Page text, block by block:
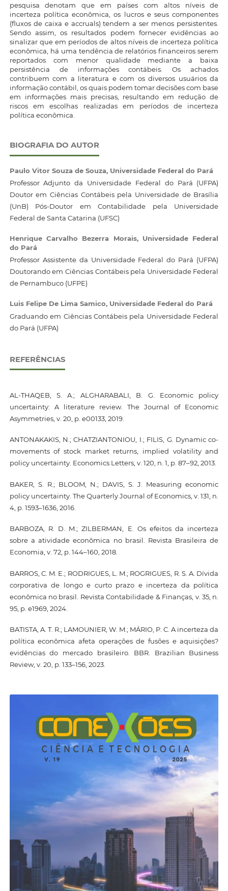
pesquisa denotam que em países com altos níveis de
incerteza política econômica, os lucros e seus componentes
(fluxos de caixa e accruals) tendem a ser menos persistentes.
Sendo assim, os resultados podem fornecer evidências ao
sinalizar que em períodos de altos níveis de incerteza política
econômica, há uma tendência de relatórios financeiros serem
reportados com menor qualidade mediante a baixa
persistência de informações contábeis. Os achados
contribuem com a literatura e com os diversos usuários da
informação contábil, os quais podem tomar decisões com base
em informações mais precisas, resultando em redução de
riscos em escolhas realizadas em períodos de incerteza
política econômica.
BIOGRAFIA DO AUTOR
Paulo Vitor Souza de Souza, Universidade Federal do Pará
Professor Adjunto da Universidade Federal do Pará (UFPA)
Doutor em Ciências Contábeis pela Universidade de Brasília
(UnB) Pós-Doutor em Contabilidade pela Universidade
Federal de Santa Catarina (UFSC)
Henrique Carvalho Bezerra Morais, Universidade Federal
do Pará
Professor Assistente da Universidade Federal do Pará (UFPA)
Doutorando em Ciências Contábeis pela Universidade Federal
de Pernambuco (UFPE)
Luis Felipe De Lima Samico, Universidade Federal do Pará
Graduando em Ciências Contábeis pela Universidade Federal
do Pará (UFPA)
REFERÊNCIAS
AL-THAQEB, S. A.; ALGHARABALI, B. G. Economic policy
uncertainty: A literature review. The Journal of Economic
Asymmetries, v. 20, p. e00133, 2019.
ANTONAKAKIS, N.; CHATZIANTONIOU, I.; FILIS, G. Dynamic co-
movements of stock market returns, implied volatility and
policy uncertainty. Economics Letters, v. 120, n. 1, p. 87–92, 2013.
BAKER, S. R.; BLOOM, N.; DAVIS, S. J. Measuring economic
policy uncertainty. The Quarterly Journal of Economics, v. 131, n.
4, p. 1593–1636, 2016.
BARBOZA, R. D. M.; ZILBERMAN, E. Os efeitos da incerteza
sobre a atividade econômica no brasil. Revista Brasileira de
Economia, v. 72, p. 144–160, 2018.
BARROS, C. M. E.; RODRIGUES, L. M.; ROGRIGUES, R. S. A. Dívida
corporativa de longo e curto prazo e incerteza da política
econômica no brasil. Revista Contabilidade & Finanças, v. 35, n.
95, p. e1969, 2024.
BATISTA, A. T. R.; LAMOUNIER, W. M.; MÁRIO, P. C. A incerteza da
política econômica afeta operações de fusões e aquisições?
evidências do mercado brasileiro. BBR. Brazilian Business
Review, v. 20, p. 133–156, 2023.